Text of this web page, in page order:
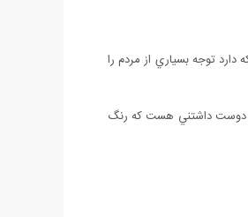
توجه بسياري از مردم را
و دوست داشتني هست كه رنگ